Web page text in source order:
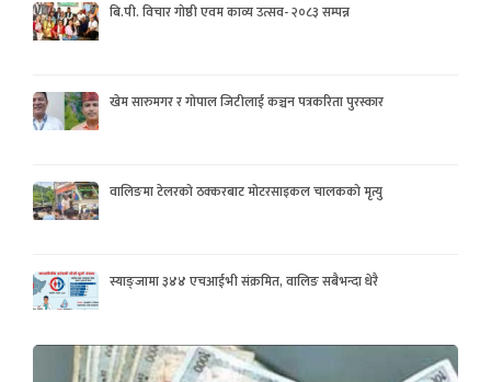
बि.पी. विचार गोष्ठी एवम काव्य उत्सव- २०८३ सम्पन्न
खेम सारुमगर र गोपाल जिटीलाई कञ्चन पत्रकरिता पुरस्कार
वालिङमा टेलरको ठक्करबाट मोटरसाइकल चालकको मृत्यु
स्याङ्जामा ३४४ एचआईभी संक्रमित, वालिङ सबैभन्दा धेरै